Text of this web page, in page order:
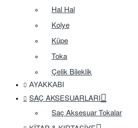
Hal Hal
Kolye
Küpe
Toka
Çelik Bileklik
AYAKKABI
SAÇ AKSESUARLARI
Saç Aksesuar Tokalar